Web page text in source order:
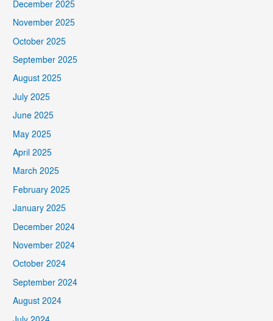
December 2025
November 2025
October 2025
September 2025
August 2025
July 2025
June 2025
May 2025
April 2025
March 2025
February 2025
January 2025
December 2024
November 2024
October 2024
September 2024
August 2024